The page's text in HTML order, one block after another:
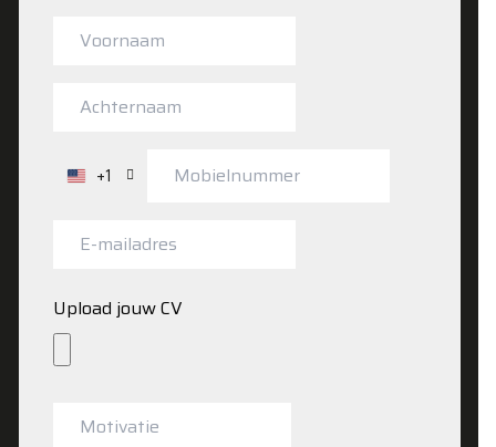
Verenigde
+1
+1
Upload jouw CV